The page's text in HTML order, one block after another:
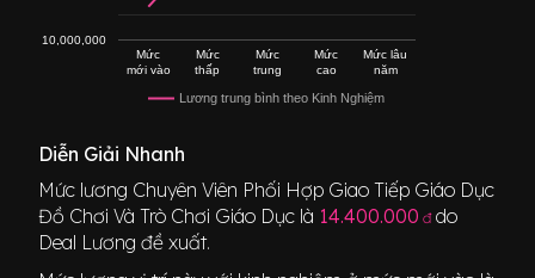
Lương trung bình theo Kinh Nghiệm
Mức
mới vào
Mức
thấp
Mức
trung
Mức
cao
Mức lâu
năm
10,000,000
Diễn Giải Nhanh
Mức lương Chuyên Viên Phối Hợp Giao Tiếp Giáo Dục
Đồ Chơi Và Trò Chơi Giáo Dục là 14.400.000 đdo
Deal Lương đề xuất.